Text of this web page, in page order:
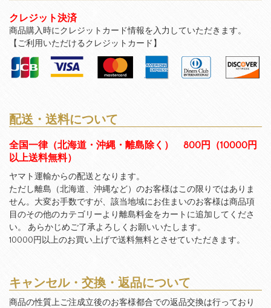
クレジット決済
商品購入時にクレジットカード情報を入力していただきます。
【ご利用いただけるクレジットカード】
配送・送料について
全国一律（北海道・沖縄・離島除く） 800円（10000円
以上送料無料）
ヤマト運輸からの配送となります。
ただし離島（北海道、沖縄など）のお客様はこの限りではありま
せん。大変お手数ですが、該当地域にお住まいのお客様は商品項
目のその他のカテゴリーより離島料金をカートに追加してくださ
い。 あらかじめご了承よろしくお願いいたします。
10000円以上のお買い上げで送料無料とさせていただきます。
キャンセル・交換・返品について
商品の性質上ご注成立後のお客様都合での返品交換は行っており